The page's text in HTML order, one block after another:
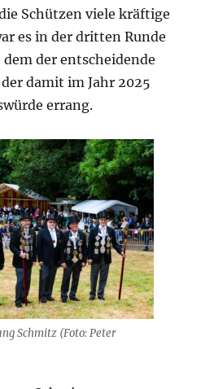
Schützen viele kräftige
es in der dritten Runde
der entscheidende
damit im Jahr 2025
errang.
Schmitz (Foto: Peter